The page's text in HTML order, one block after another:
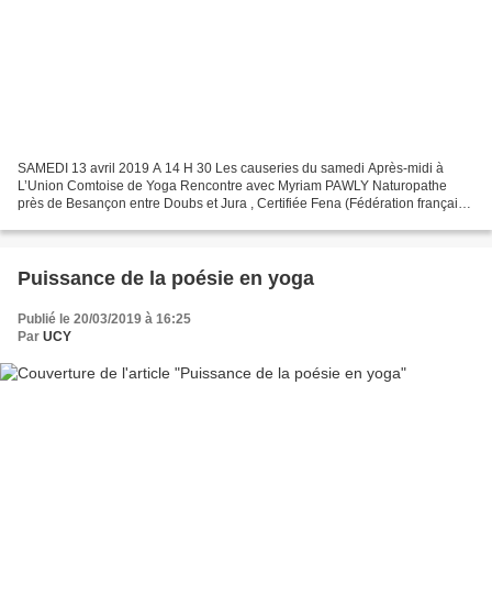
SAMEDI 13 avril 2019 A 14 H 30 Les causeries du samedi Après-midi à
L’Union Comtoise de Yoga Rencontre avec Myriam PAWLY Naturopathe
près de Besançon entre Doubs et Jura , Certifiée Fena (Fédération française
Puissance de la poésie en yoga
Publié le 20/03/2019 à 16:25
Par UCY